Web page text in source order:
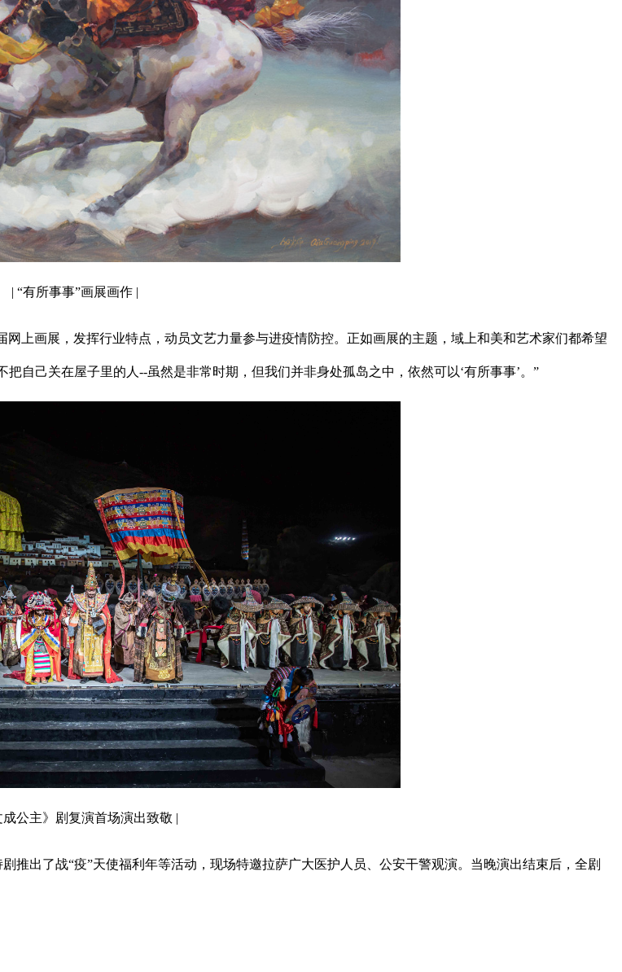
| “有所事事”画展画作 |
上画展，发挥行业特点，动员文艺力量参与进疫情防控。正如画展的主题，域上和美和艺术家们都希望
把自己关在屋子里的人--虽然是非常时期，但我们并非身处孤岛之中，依然可以‘有所事事’。”
成公主》剧复演首场演出致敬 |
出了战“疫”天使福利年等活动，现场特邀拉萨广大医护人员、公安干警观演。当晚演出结束后，全剧